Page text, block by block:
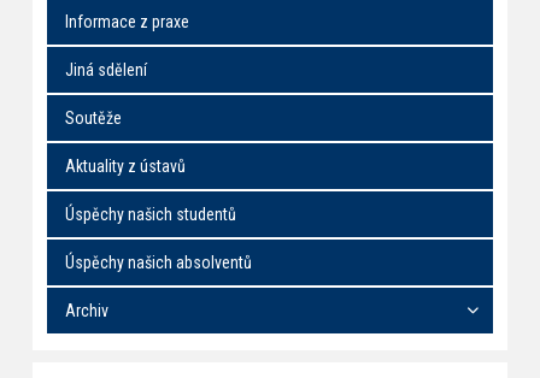
Informace z praxe
Jiná sdělení
Soutěže
Aktuality z ústavů
Úspěchy našich studentů
Úspěchy našich absolventů
Archiv